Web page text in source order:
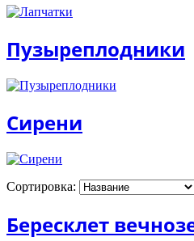
Пузыреплодники
Сирени
Сортировка:
Бересклет